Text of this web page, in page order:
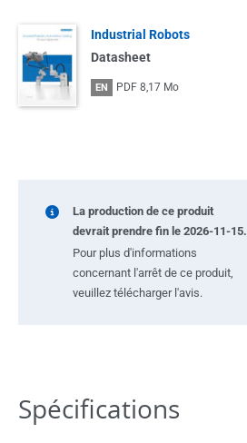
Industrial Robots
Datasheet
EN PDF 8,17 Mo
La production de ce produit
devrait prendre fin le 2026-11-15.
Pour plus d'informations
concernant l'arrêt de ce produit,
veuillez télécharger l'avis.
Spécifications